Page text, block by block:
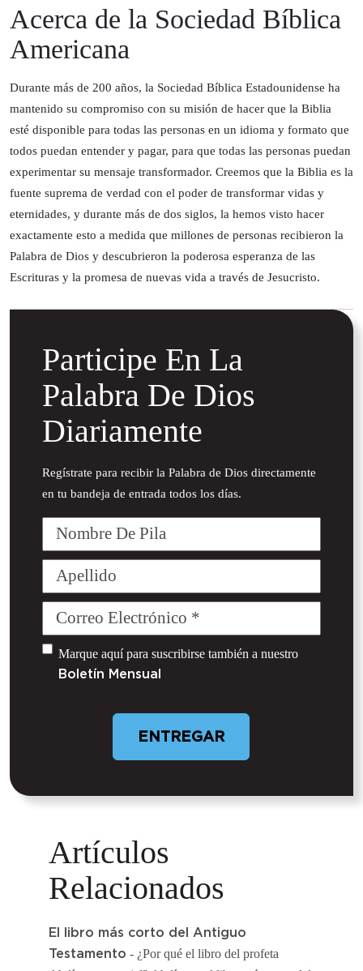
Acerca de la Sociedad Bíblica
Americana
Durante más de 200 años, la Sociedad Bíblica Estadounidense ha
mantenido su compromiso con su misión de hacer que la Biblia
esté disponible para todas las personas en un idioma y formato que
todos puedan entender y pagar, para que todas las personas puedan
experimentar su mensaje transformador. Creemos que la Biblia es la
fuente suprema de verdad con el poder de transformar vidas y
eternidades, y durante más de dos siglos, la hemos visto hacer
exactamente esto a medida que millones de personas recibieron la
Palabra de Dios y descubrieron la poderosa esperanza de las
Escrituras y la promesa de nuevas vida a través de Jesucristo.
Participe En La
Palabra De Dios
Diariamente
Regístrate para recibir la Palabra de Dios directamente
en tu bandeja de entrada todos los días.
Nombre
Apellido
Correo
Untitled
Marque aquí para suscribirse también a nuestro
Boletín Mensual
Artículos
Relacionados
El libro más corto del Antiguo
Testamento - ¿Por qué el libro del profeta